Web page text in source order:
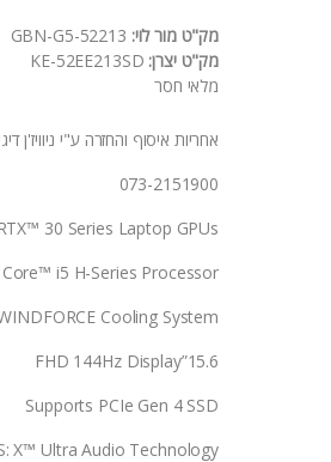
מק"ט מור לוי: GBN-G5-52213
מק"ט יצרן: KE-52EE213SD
מלאי חסר
אחריות איסוף והחזרה ע"י ניוויז'ן
073-2151900
30 Series Laptop GPUs
i5 H-Series Processor
Cooling System
15.6”FHD 144Hz Display
Supports PCIe Gen 4 SSD
X™ Ultra Audio Technology